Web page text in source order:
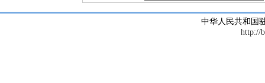
中华人民共和国
http://